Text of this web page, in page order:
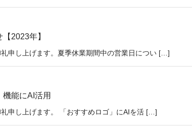
2023年】
申し上げます。夏季休業期間中の営業日につい […]
機能にAI活用
申し上げます。 「おすすめロゴ」にAIを活 […]